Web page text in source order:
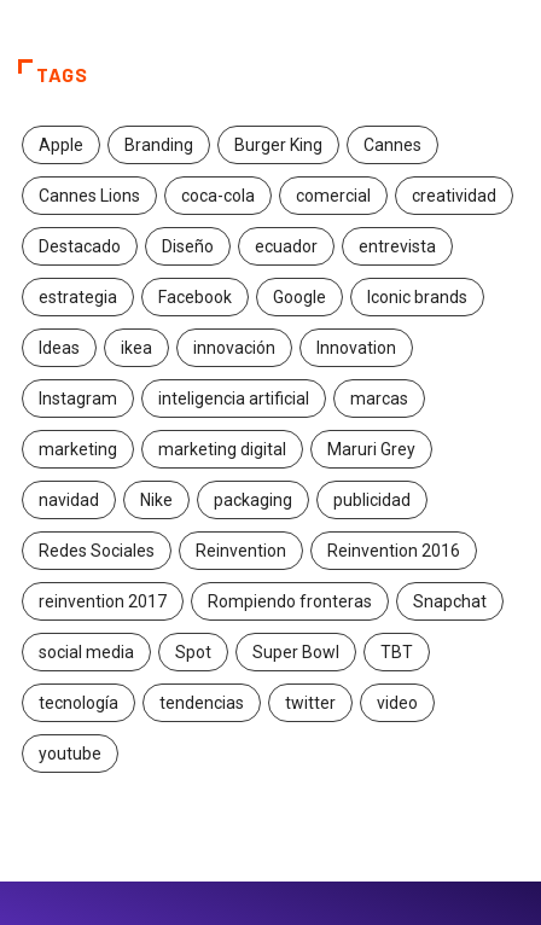
TAGS
Apple Branding Burger King Cannes
Cannes Lions coca-cola comercial creatividad
Destacado Diseño ecuador entrevista
estrategia Facebook Google Iconic brands
Ideas ikea innovación Innovation
Instagram inteligencia artificial marcas
marketing marketing digital Maruri Grey
navidad Nike packaging publicidad
Redes Sociales Reinvention Reinvention 2016
reinvention 2017 Rompiendo fronteras Snapchat
social media Spot Super Bowl TBT
tecnología tendencias twitter video
youtube